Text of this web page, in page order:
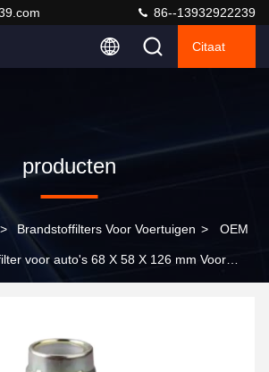
86--13932922239
Citaat
producten
> Brandstoffilters Voor Voertuigen > OEM
voor auto's 68 X 58 X 126 mm Voor